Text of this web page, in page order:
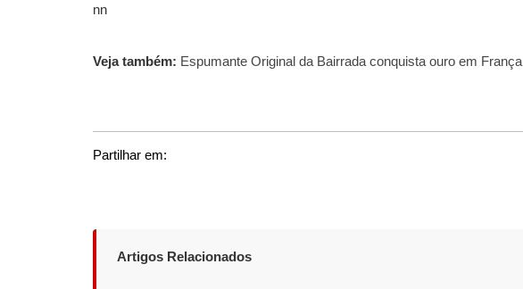
nn
Veja também: Espumante Original da Bairrada conquista ouro em França
Partilhar em:
Artigos Relacionados